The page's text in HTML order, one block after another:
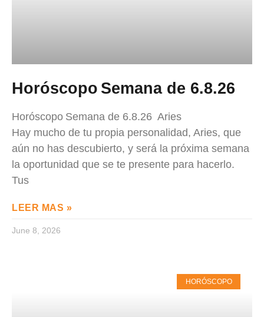
Horóscopo Semana de 6.8.26
Horóscopo Semana de 6.8.26 Aries
Hay mucho de tu propia personalidad, Aries, que
aún no has descubierto, y será la próxima semana
la oportunidad que se te presente para hacerlo.
Tus
LEER MAS »
June 8, 2026
HORÓSCOPO